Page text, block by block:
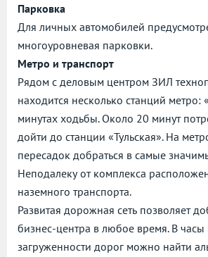
Парковка
Для личных автомобилей
многоуровневая парковки.
Метро и транспорт
Рядом с деловым центром ЗИЛ
находится несколько станций метро:
минутах ходьбы. Около 20 минут
дойти до станции «Тульская». На
пересадок добраться в самые
Неподалеку от комплекса
наземного транспорта.
Развитая дорожная сеть позволяет
бизнес-центра в любое время. В
загруженности дорог можно найти